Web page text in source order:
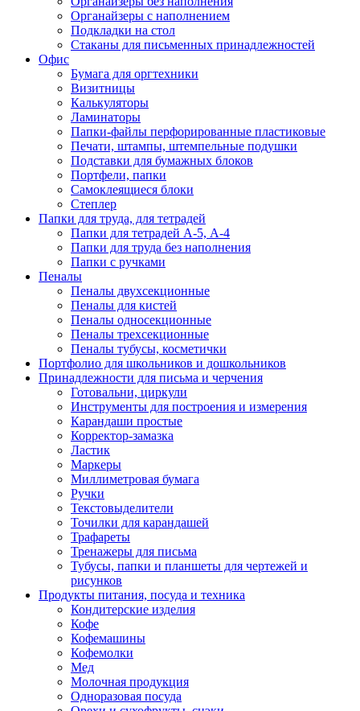
Органайзеры с наполнением
Подкладки на стол
Стаканы для письменных принадлежностей
Офис
Бумага для оргтехники
Визитницы
Калькуляторы
Ламинаторы
Папки-файлы перфорированные пластиковые
Печати, штампы, штемпельные подушки
Подставки для бумажных блоков
Портфели, папки
Самоклеящиеся блоки
Степлер
Папки для труда, для тетрадей
Папки для тетрадей А-5, А-4
Папки для труда без наполнения
Папки с ручками
Пеналы
Пеналы двухсекционные
Пеналы для кистей
Пеналы односекционные
Пеналы трехсекционные
Пеналы тубусы, косметички
Портфолио для школьников и дошкольников
Принадлежности для письма и черчения
Готовальни, циркули
Инструменты для построения и измерения
Карандаши простые
Корректор-замазка
Ластик
Маркеры
Миллиметровая бумага
Ручки
Текстовыделители
Точилки для карандашей
Трафареты
Тренажеры для письма
Тубусы, папки и планшеты для чертежей и
рисунков
Продукты питания, посуда и техника
Кондитерские изделия
Кофе
Кофемашины
Кофемолки
Мед
Молочная продукция
Одноразовая посуда